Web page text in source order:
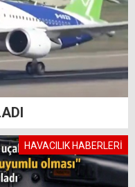
HAVACILIK HABERLERİ